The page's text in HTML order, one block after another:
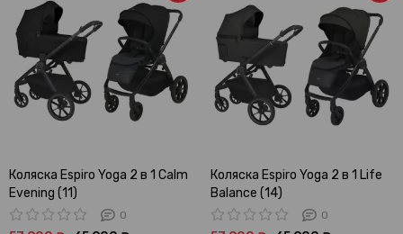
Коляска Espiro Yoga 2 в 1 Calm
Evening (11)
0
Коляска Espiro Yoga 2 в 1 Life
Balance (14)
0